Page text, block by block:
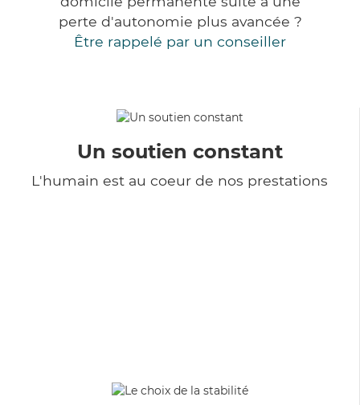
perte d'autonomie plus avancée ?
Être rappelé par un conseiller
Un soutien constant
L'humain est au coeur de nos prestations